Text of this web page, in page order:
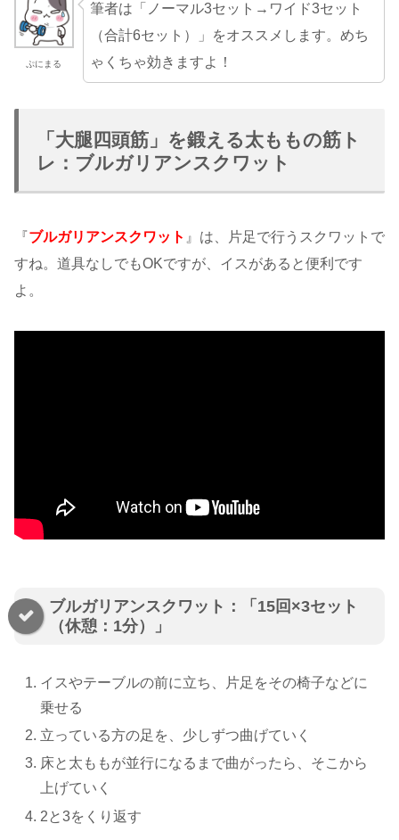
ぷにまる
筆者は「ノーマル3セット→ワイド3セット
（合計6セット）」をオススメします。めち
ゃくちゃ効きますよ！
「大腿四頭筋」を鍛える太ももの筋ト
レ：ブルガリアンスクワット
『ブルガリアンスクワット 』は、片足で行うスクワットで
すね。道具なしでもOKですが、イスがあると便利です
よ。
ブルガリアンスクワット：「15回×3セット
（休憩：1分）」
イスやテーブルの前に立ち、片足をその椅子などに
乗せる
立っている方の足を、少しずつ曲げていく
床と太ももが並行になるまで曲がったら、そこから
上げていく
2と3をくり返す